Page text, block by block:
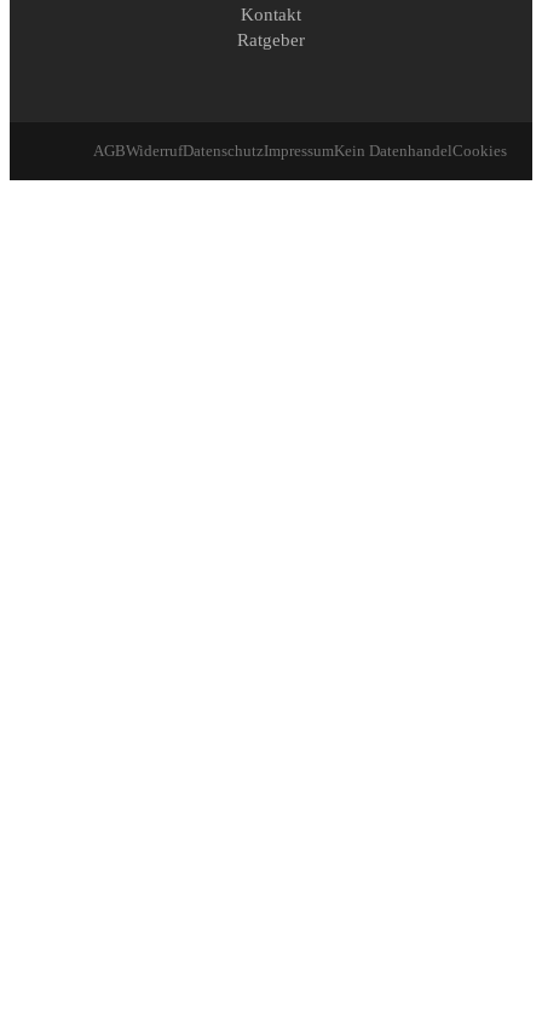
Kontakt
Ratgeber
AGBWiderrufDatenschutzImpressumKein DatenhandelCookies